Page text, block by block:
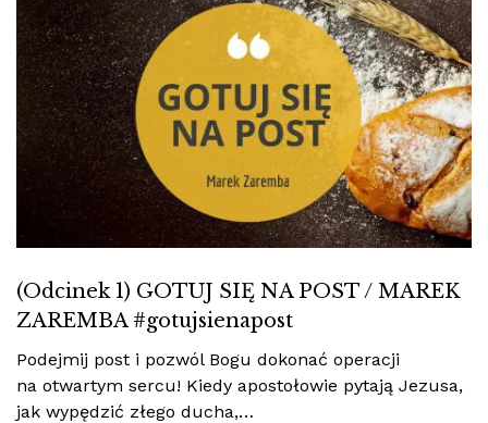
(Odcinek 1) GOTUJ SIĘ NA POST / MAREK
ZAREMBA #gotujsienapost
Podejmij post i pozwól Bogu dokonać operacji
na otwartym sercu! Kiedy apostołowie pytają Jezusa,
jak wypędzić złego ducha,…